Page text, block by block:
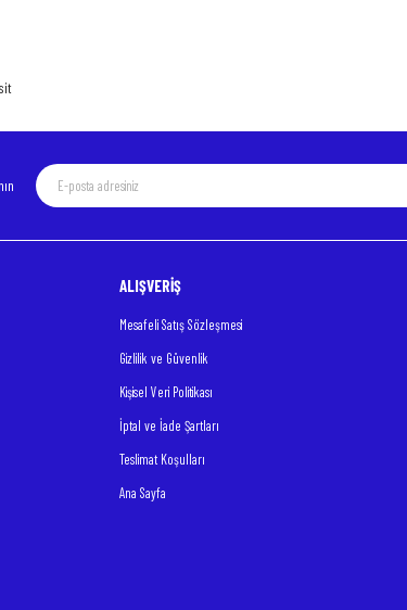
Gönder
ALIŞVERİŞ
Mesafeli Satış Sözleşmesi
Gizlilik ve Güvenlik
Kişisel Veri Politikası
İptal ve İade Şartları
Teslimat Koşulları
Ana Sayfa